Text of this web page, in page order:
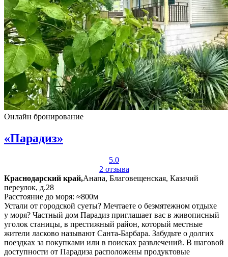
Онлайн бронирование
«Парадиз»
5.0
2 отзыва
Краснодарский край,Анапа, Благовещенская, Казачий
переулок, д.28
Расстояние до моря: ≈800м
Устали от городской суеты? Мечтаете о безмятежном отдыхе
у моря? Частный дом Парадиз приглашает вас в живописный
уголок станицы, в престижный район, который местные
жители ласково называют Санта-Барбара. Забудьте о долгих
поездках за покупками или в поисках развлечений. В шаговой
доступности от Парадиза расположены продуктовые